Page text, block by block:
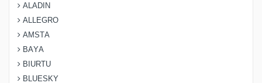
ALADIN
ALLEGRO
AMSTA
BAYA
BIURTU
BLUESKY